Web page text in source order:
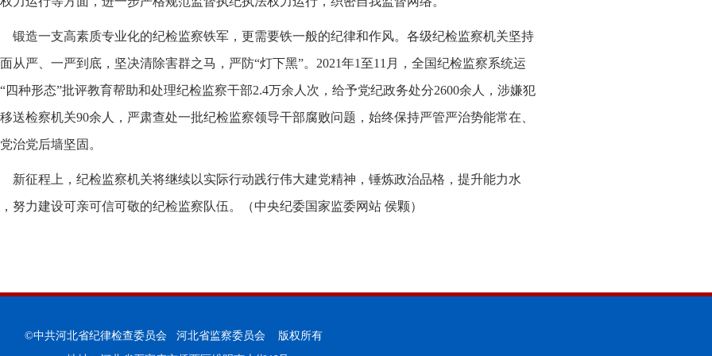
锻造一支高素质专业化的纪检监察铁军，更需要铁一般的纪律和作风。各级纪检监察机关坚持
从严、一严到底，坚决清除害群之马，严防“灯下黑”。2021年1至11月，全国纪检监察系统运
四种形态”批评教育帮助和处理纪检监察干部2.4万余人次，给予党纪政务处分2600余人，涉嫌犯
送检察机关90余人，严肃查处一批纪检监察领导干部腐败问题，始终保持严管严治势能常在、
治党后墙坚固。
新征程上，纪检监察机关将继续以实际行动践行伟大建党精神，锤炼政治品格，提升能力水
努力建设可亲可信可敬的纪检监察队伍。（中央纪委国家监委网站 侯颗）
©中共河北省纪律检查委员会 河北省监察委员会 版权所有